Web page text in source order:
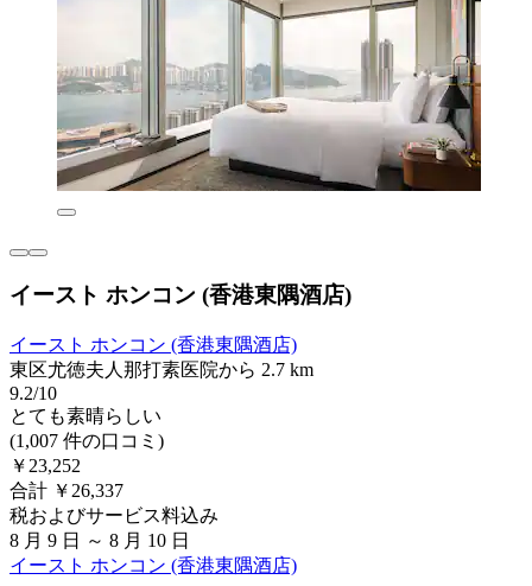
イースト ホンコン (香港東隅酒店)
イースト ホンコン (香港東隅酒店)
東区尤徳夫人那打素医院から 2.7 km
9.2/10
とても素晴らしい
(1,007 件の口コミ)
￥23,252
合計 ￥26,337
税およびサービス料込み
8 月 9 日 ～ 8 月 10 日
イースト ホンコン (香港東隅酒店)